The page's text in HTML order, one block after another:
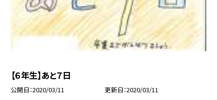
【６年生】あと７日
公開日 2020/03/11 更新日 2020/03/11